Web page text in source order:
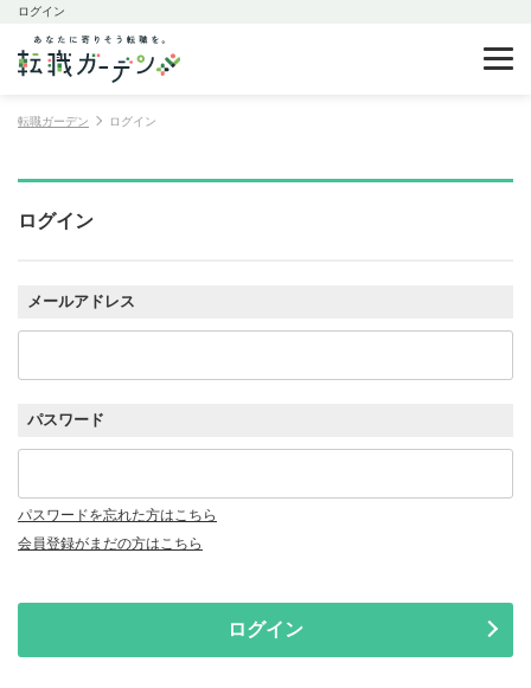
ログイン
転職ガーデン ログイン
ログイン
メールアドレス
パスワード
パスワードを忘れた方はこちら
会員登録がまだの方はこちら
ログイン